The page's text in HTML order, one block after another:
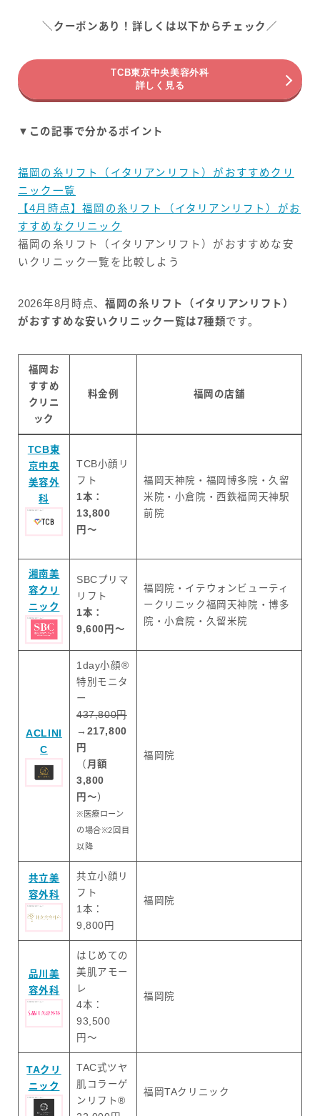
＼クーポンあり！詳しくは以下からチェック／
TCB東京中央美容外科
詳しく見る
▼この記事で分かるポイント
福岡の糸リフト（イタリアンリフト）がおすすめクリ
ニック一覧
【4月時点】福岡の糸リフト（イタリアンリフト）がお
すすめなクリニック
福岡の糸リフト（イタリアンリフト）がおすすめな安
いクリニック一覧を比較しよう
2026年8月時点、 福岡の糸リフト（イタリアンリフト）
がおすすめな安いクリニック一覧は7種類です。
福岡お
すすめ
クリニ
ック
料金例 福岡の店舗
TCB東
京中央
美容外
科
TCB小顔リ
フト
1本：
13,800
円〜
福岡天神院・福岡博多院・久留
米院・小倉院・西鉄福岡天神駅
前院
湘南美
容クリ
ニック
SBCプリマ
リフト
1本：
9,600円〜
福岡院・イテウォンビューティ
ークリニック福岡天神院・博多
院・小倉院・久留米院
ACLINI
C
1day小顔®
特別モニタ
ー
437,800円
→ 217,800
円
（ 月額
3,800
円〜）
※医療ローン
の場合※2回目
以降
福岡院
共立美
容外科
共立小顔リ
フト
1本：
9,800円
福岡院
品川美
容外科
はじめての
美肌アモー
レ
4本：
93,500
円〜
福岡院
TAクリ
ニック
TAC式ツヤ
肌コラーゲ
ンリフト®
福岡TAクリニック